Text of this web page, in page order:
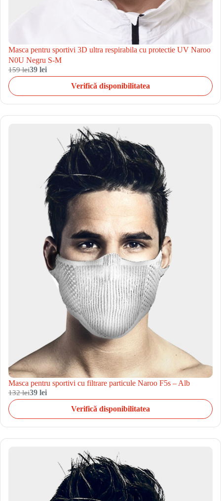
Masca pentru sportivi 3D ultra respirabila cu protectie UV Naroo
N0U Negru S-M
159 lei39 lei
Verifică disponibilitatea
Masca pentru sportivi cu filtrare particule Naroo F5s – Alb
132 lei39 lei
Verifică disponibilitatea